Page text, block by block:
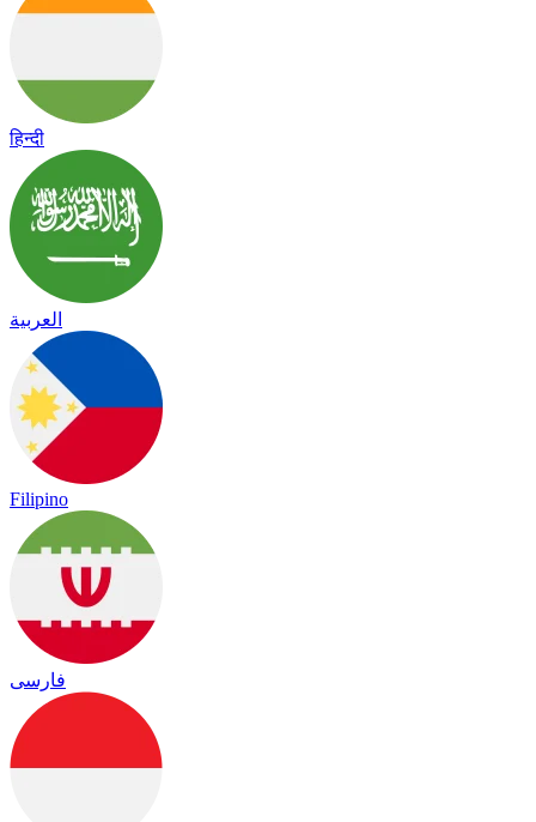
हिन्दी
العربية
Filipino
فارسی